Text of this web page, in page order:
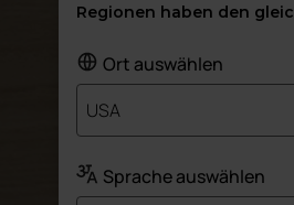
Regionen haben den
Ort auswählen
USA
Sprache auswählen